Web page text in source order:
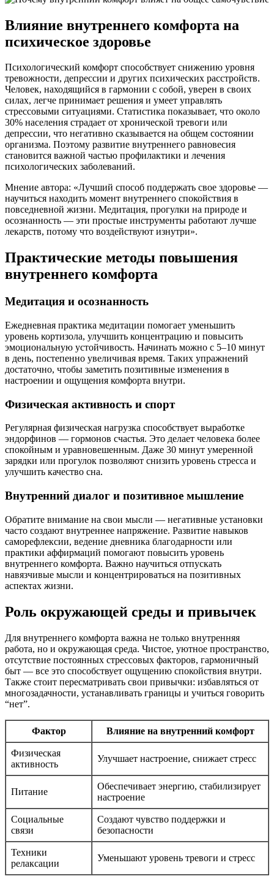
Влияние внутреннего комфорта на
психическое здоровье
Психологический комфорт способствует снижению уровня
тревожности, депрессии и других психических расстройств.
Человек, находящийся в гармонии с собой, уверен в своих
силах, легче принимает решения и умеет управлять
стрессовыми ситуациями. Статистика показывает, что около
30% населения страдает от хронической тревоги или
депрессии, что негативно сказывается на общем состоянии
организма. Поэтому развитие внутреннего равновесия
становится важной частью профилактики и лечения
психологических заболеваний.
Мнение автора: «Лучший способ поддержать свое здоровье —
научиться находить момент внутреннего спокойствия в
повседневной жизни. Медитация, прогулки на природе и
осознанность — эти простые инструменты работают лучше
лекарств, потому что воздействуют изнутри».
Практические методы повышения
внутреннего комфорта
Медитация и осознанность
Ежедневная практика медитации помогает уменьшить
уровень кортизола, улучшить концентрацию и повысить
эмоциональную устойчивость. Начинать можно с 5–10 минут
в день, постепенно увеличивая время. Таких упражнений
достаточно, чтобы заметить позитивные изменения в
настроении и ощущения комфорта внутри.
Физическая активность и спорт
Регулярная физическая нагрузка способствует выработке
эндорфинов — гормонов счастья. Это делает человека более
спокойным и уравновешенным. Даже 30 минут умеренной
зарядки или прогулок позволяют снизить уровень стресса и
улучшить качество сна.
Внутренний диалог и позитивное мышление
Обратите внимание на свои мысли — негативные установки
часто создают внутреннее напряжение. Развитие навыков
саморефлексии, ведение дневника благодарности или
практики аффирмаций помогают повысить уровень
внутреннего комфорта. Важно научиться отпускать
навязчивые мысли и концентрироваться на позитивных
аспектах жизни.
Роль окружающей среды и привычек
Для внутреннего комфорта важна не только внутренняя
работа, но и окружающая среда. Чистое, уютное пространство,
отсутствие постоянных стрессовых факторов, гармоничный
быт — все это способствует ощущению спокойствия внутри.
Также стоит пересматривать свои привычки: избавляться от
многозадачности, устанавливать границы и учиться говорить
“нет”.
Фактор Влияние на внутренний комфорт
Физическая
активность
Улучшает настроение, снижает стресс
Питание
Обеспечивает энергию, стабилизирует
настроение
Социальные
связи
Создают чувство поддержки и
безопасности
Техники
релаксации
Уменьшают уровень тревоги и стресс